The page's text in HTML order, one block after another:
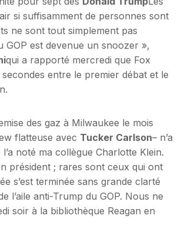
si suffisamment de personnes sont
ne sont tout simplement pas
GOP est devenue un snoozer »,
qui a rapporté mercredi que Fox
entre le premier débat et le
des gaz à Milwaukee le mois
flatteuse avec Tucker Carlson– n’a
noté ma collègue Charlotte Klein.
président ; rares sont ceux qui ont
s’est terminée sans grande clarté
l’aile anti-Trump du GOP. Nous ne
soir à la bibliothèque Reagan en